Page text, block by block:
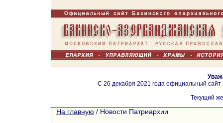
С 26 декабря 2021 года официальный
Текущий
На главную / Новости Патриархии